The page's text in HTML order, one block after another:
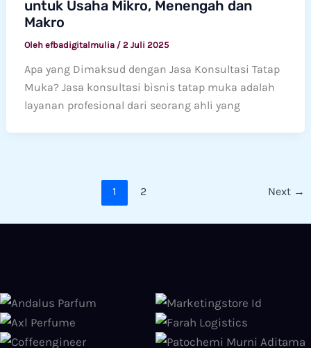
untuk Usaha Mikro, Menengah dan
Makro
Oleh efbadigitalmulia / 2 Juli 2025
Apa yang Dimaksud dengan Jasa Konsultasi Tatap
Muka? Jasa konsultasi bisnis tatap muka adalah
layanan profesional dari seorang ahli yang
1 2 Next →